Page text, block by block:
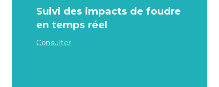
Suivi des impacts de foudre
en temps réel
Consulter